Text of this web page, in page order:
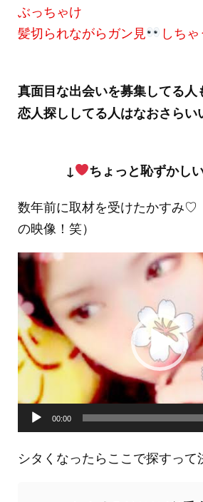
ぶっちゃけ
髪切られながらガン見
しちゃ
真面目な出会いを募集してる人
恋人探ししてる人はなおさらい
↓ ちょっと恥ずかし
数年前に取材を受けたかすみ♡
の映像！笑）
動
プ
レ
ー
ヤ
ー
00:00
シタくなったらここで探すって